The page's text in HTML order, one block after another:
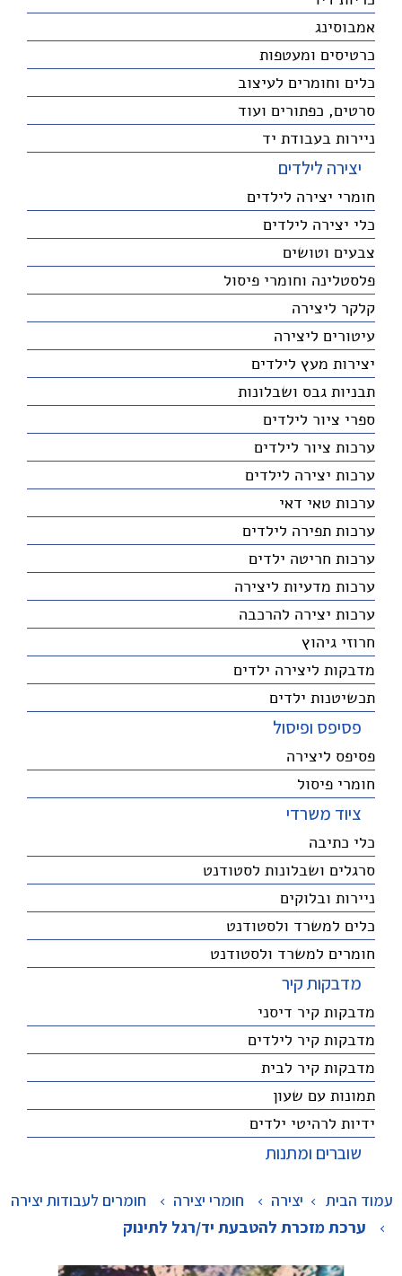
אמבוסינג
כרטיסים ומעטפות
כלים וחומרים לעיצוב
סרטים, כפתורים ועוד
ניירות בעבודת יד
יצירה לילדים
חומרי יצירה לילדים
כלי יצירה לילדים
צבעים וטושים
פלסטלינה וחומרי פיסול
קלקר ליצירה
עיטורים ליצירה
יצירות מעץ לילדים
תבניות גבס ושבלונות
ספרי ציור לילדים
ערכות ציור לילדים
ערכות יצירה לילדים
ערכות טאי דאי
ערכות תפירה לילדים
ערכות חריטה ילדים
ערכות מדעיות ליצירה
ערכות יצירה להרכבה
חרוזי גיהוץ
מדבקות ליצירה ילדים
תכשיטנות ילדים
פסיפס ופיסול
פסיפס ליצירה
חומרי פיסול
ציוד משרדי
כלי כתיבה
סרגלים ושבלונות לסטודנט
ניירות ובלוקים
כלים למשרד ולסטודנט
חומרים למשרד ולסטודנט
מדבקות קיר
מדבקות קיר דיסני
מדבקות קיר לילדים
מדבקות קיר לבית
תמונות עם שעון
ידיות לרהיטי ילדים
שוברים ומתנות
עמוד הבית יצירה > חומרי יצירה > חומרים לעבודות יצירה
> ערכת מזכרת להטבעת יד/רגל לתינוק